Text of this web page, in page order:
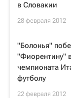
в Словакии
28 февраля 2012
"Болонья"
"Фиорентину"
чемпионата
футболу
22 февраля 2012